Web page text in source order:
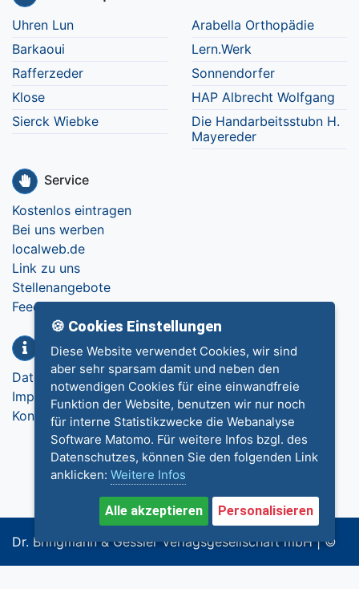
Uhren Lun
Barkaoui
Rafferzeder
Klose
Sierck Wiebke
Arabella Orthopädie
Lern.Werk
Sonnendorfer
HAP Albrecht Wolfgang
Die Handarbeitsstubn H.
Mayereder
Service
Kostenlos eintragen
Bei uns werben
localweb.de
Link zu uns
Stellenangebote
Feedback
Info
Datenschutz
Impressum
Kontakt
Dr. Bringmann & Gessler Verlagsgesellschaft mbH | ©
🍪 Cookies Einstellungen
Diese Website verwendet Cookies, wir sind
aber sehr sparsam damit und neben den
notwendigen Cookies für eine einwandfreie
Funktion der Website, benutzen wir nur noch
für interne Statistikzwecke die Webanalyse
Software Matomo. Für weitere Infos bzgl. des
Datenschutzes, können Sie den folgenden Link
anklicken: Weitere Infos
Alle akzeptieren Personalisieren